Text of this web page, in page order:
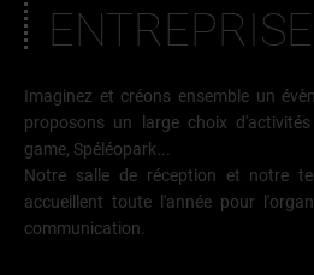
Imaginez et créons ensemble un
proposons un large choix
game, Spéléopark...
Notre salle de réception et notre
accueillent toute l'année pour
communication.